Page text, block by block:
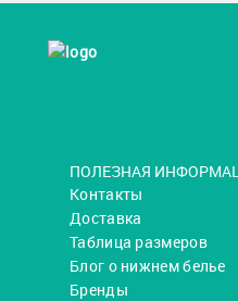
ПОЛЕЗНАЯ
Контакты
Доставка
Таблица размеров
Блог о нижнем белье
Бренды